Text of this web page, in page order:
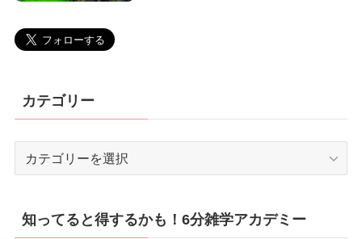
カテゴリー
リ
ー
知ってると得するかも！6分雑学アカデミー